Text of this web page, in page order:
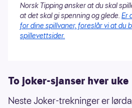
Norsk Tipping ønsker at du skal
at det skal gi spenning og glede. Er
for dine spillvaner, foreslår vi at du
spillevettsider.
To joker-sjanser hver uke
Neste Joker-trekninger er